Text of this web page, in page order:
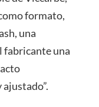
formato,
una
fabricante una